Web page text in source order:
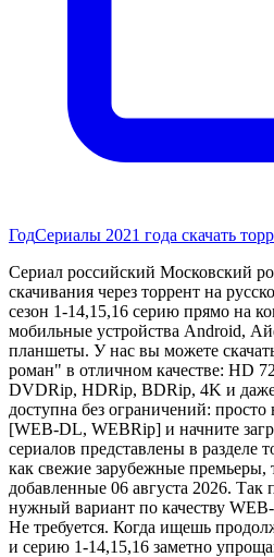
ГодСериалы 2021 года скачать
Сериал российский Московский
скачивания через торрент на
сезон 1-14,15,16 серию прямо на
мобильные устройства Android,
планшеты. У нас вы можете
роман" в отличном качестве: HD
DVDRip, HDRip, BDRip, 4K и даже
доступна без ограничений:
[WEB-DL, WEBRip] и начните
сериалов представлены в разделе
как свежие зарубежные премьеры,
добавленные 06 августа 2026. Так
нужный вариант по качеству
Не требуется. Когда ищешь
и серию 1-14,15,16 заметно